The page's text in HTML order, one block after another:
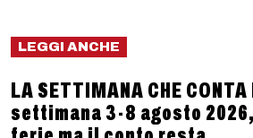
LEGGI ANCHE
LA SETTIMANA CHE
settimana 3-8 agosto